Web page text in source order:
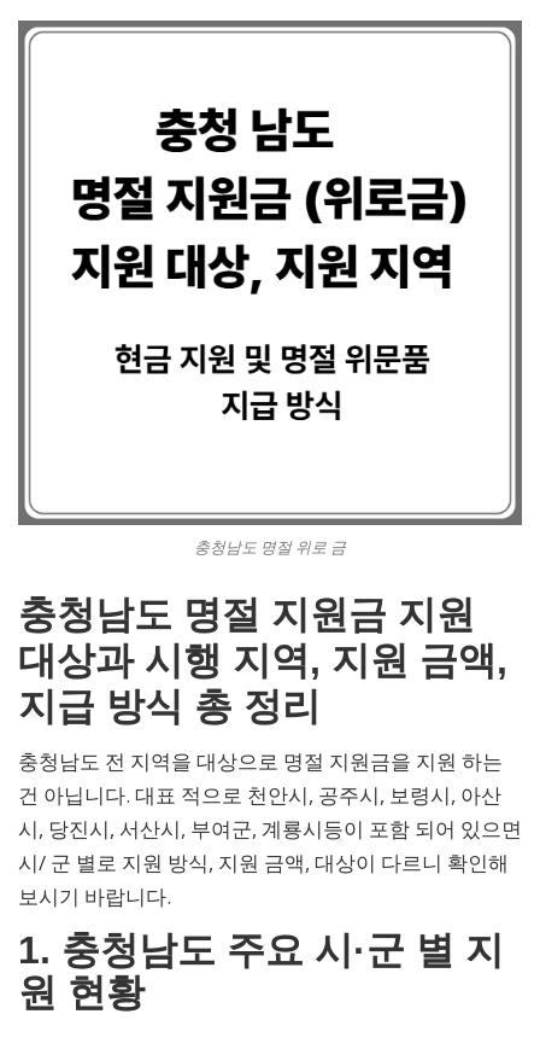
충청남도 명절 위로 금
충청남도 명절 지원금 지원
대상과 시행 지역, 지원 금액,
지급 방식 총 정리
충청남도 전 지역을 대상으로 명절 지원금을 지원 하는
건 아닙니다. 대표 적으로 천안시, 공주시, 보령시, 아산
시, 당진시, 서산시, 부여군, 계룡시등이 포함 되어 있으면
시/ 군 별로 지원 방식, 지원 금액, 대상이 다르니 확인해
보시기 바랍니다.
1. 충청남도 주요 시·군 별 지
원 현황